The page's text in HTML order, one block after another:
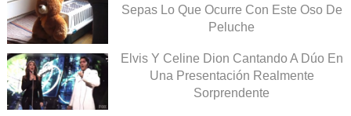
Sepas Lo Que Ocurre Con Este Oso De
Peluche
Elvis Y Celine Dion Cantando A Dúo En
Una Presentación Realmente
Sorprendente